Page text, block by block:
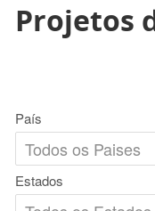
Projetos
País
Estados